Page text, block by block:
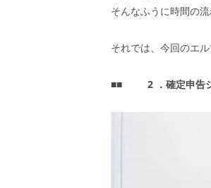
そんなふうに時間の
それでは、今回のエ
■■ 2 ．確定申